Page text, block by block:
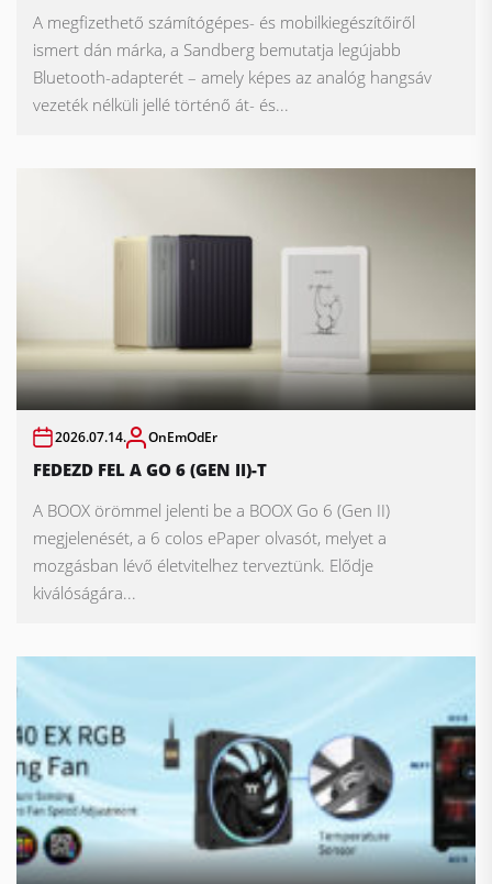
A megfizethető számítógépes- és mobilkiegészítőiről
ismert dán márka, a Sandberg bemutatja legújabb
Bluetooth-adapterét – amely képes az analóg hangsáv
vezeték nélküli jellé történő át- és...
2026.07.14. OnEmOdEr
FEDEZD FEL A GO 6 (GEN II)-T
A BOOX örömmel jelenti be a BOOX Go 6 (Gen II)
megjelenését, a 6 colos ePaper olvasót, melyet a
mozgásban lévő életvitelhez terveztünk. Elődje
kiválóságára...